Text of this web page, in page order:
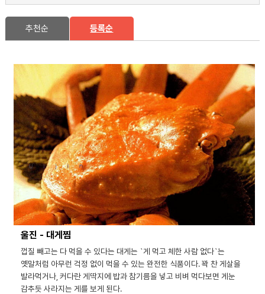
추천순 등록순
울진 - 대게찜
껍질 빼고는 다 먹을 수 있다는 대게는 `게 먹고 체한 사람 없다`는
옛말처럼 아무런 걱정 없이 먹을 수 있는 완전한 식품이다. 꽉 찬 게살을
발라먹거나, 커다란 게딱지에 밥과 참기름을 넣고 비벼 먹다보면 게눈
감추듯 사라지는 게를 보게 된다.